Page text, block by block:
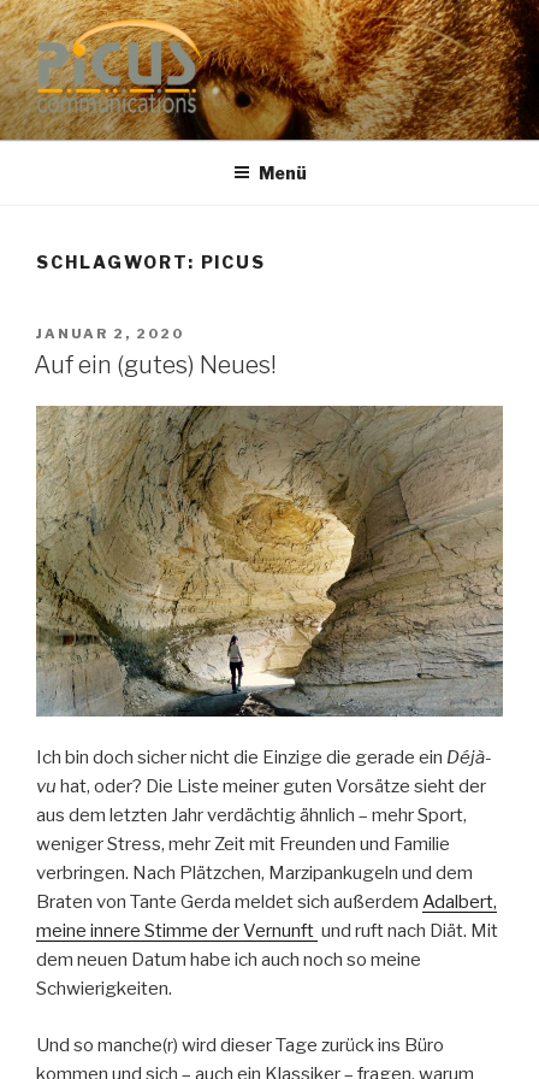
Zum
Inhalt
springen
PUBLIC RELATIONS
Dr. Heike Specht
Menü
SCHLAGWORT: PICUS
VERÖFFENTLICHT
AM
JANUAR 2, 2020
Auf ein (gutes) Neues!
Ich bin doch sicher nicht die Einzige die gerade ein Déjà-
vu hat, oder? Die Liste meiner guten Vorsätze sieht der
aus dem letzten Jahr verdächtig ähnlich – mehr Sport,
weniger Stress, mehr Zeit mit Freunden und Familie
verbringen. Nach Plätzchen, Marzipankugeln und dem
Braten von Tante Gerda meldet sich außerdem Adalbert,
meine innere Stimme der Vernunft und ruft nach Diät. Mit
dem neuen Datum habe ich auch noch so meine
Schwierigkeiten.
Und so manche(r) wird dieser Tage zurück ins Büro
kommen und sich – auch ein Klassiker – fragen, warum